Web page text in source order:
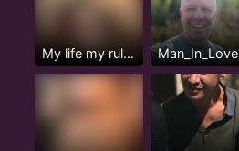
My life my rule my happiness Man_In_Love